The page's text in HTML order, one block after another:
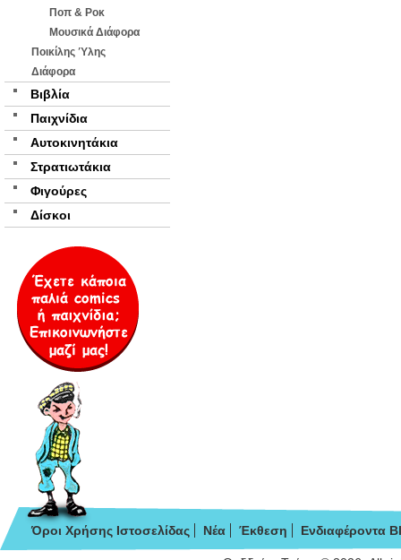
Ποπ & Ροκ
Μουσικά Διάφορα
Ποικίλης Ύλης
Διάφορα
Βιβλία
Παιχνίδια
Αυτοκινητάκια
Στρατιωτάκια
Φιγούρες
Δίσκοι
Όροι Χρήσης Ιστοσελίδας Νέα Έκθεση Ενδιαφέροντα